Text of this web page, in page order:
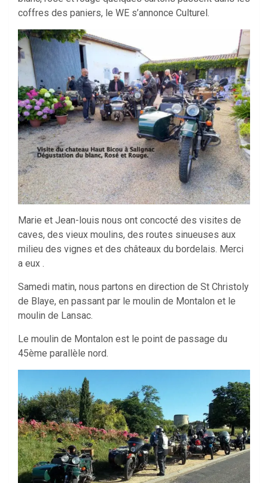
coffres des paniers, le WE s’annonce Culturel.
Marie et Jean-louis nous ont concocté des visites de
caves, des vieux moulins, des routes sinueuses aux
milieu des vignes et des châteaux du bordelais. Merci
a eux .
Samedi matin, nous partons en direction de St Christoly
de Blaye, en passant par le moulin de Montalon et le
moulin de Lansac.
Le moulin de Montalon est le point de passage du
45ème parallèle nord.